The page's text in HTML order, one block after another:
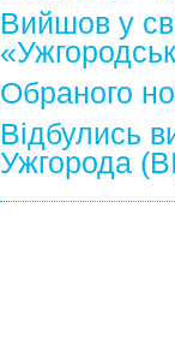
Вийшов у
Обраного
Відбулись
Ужгорода